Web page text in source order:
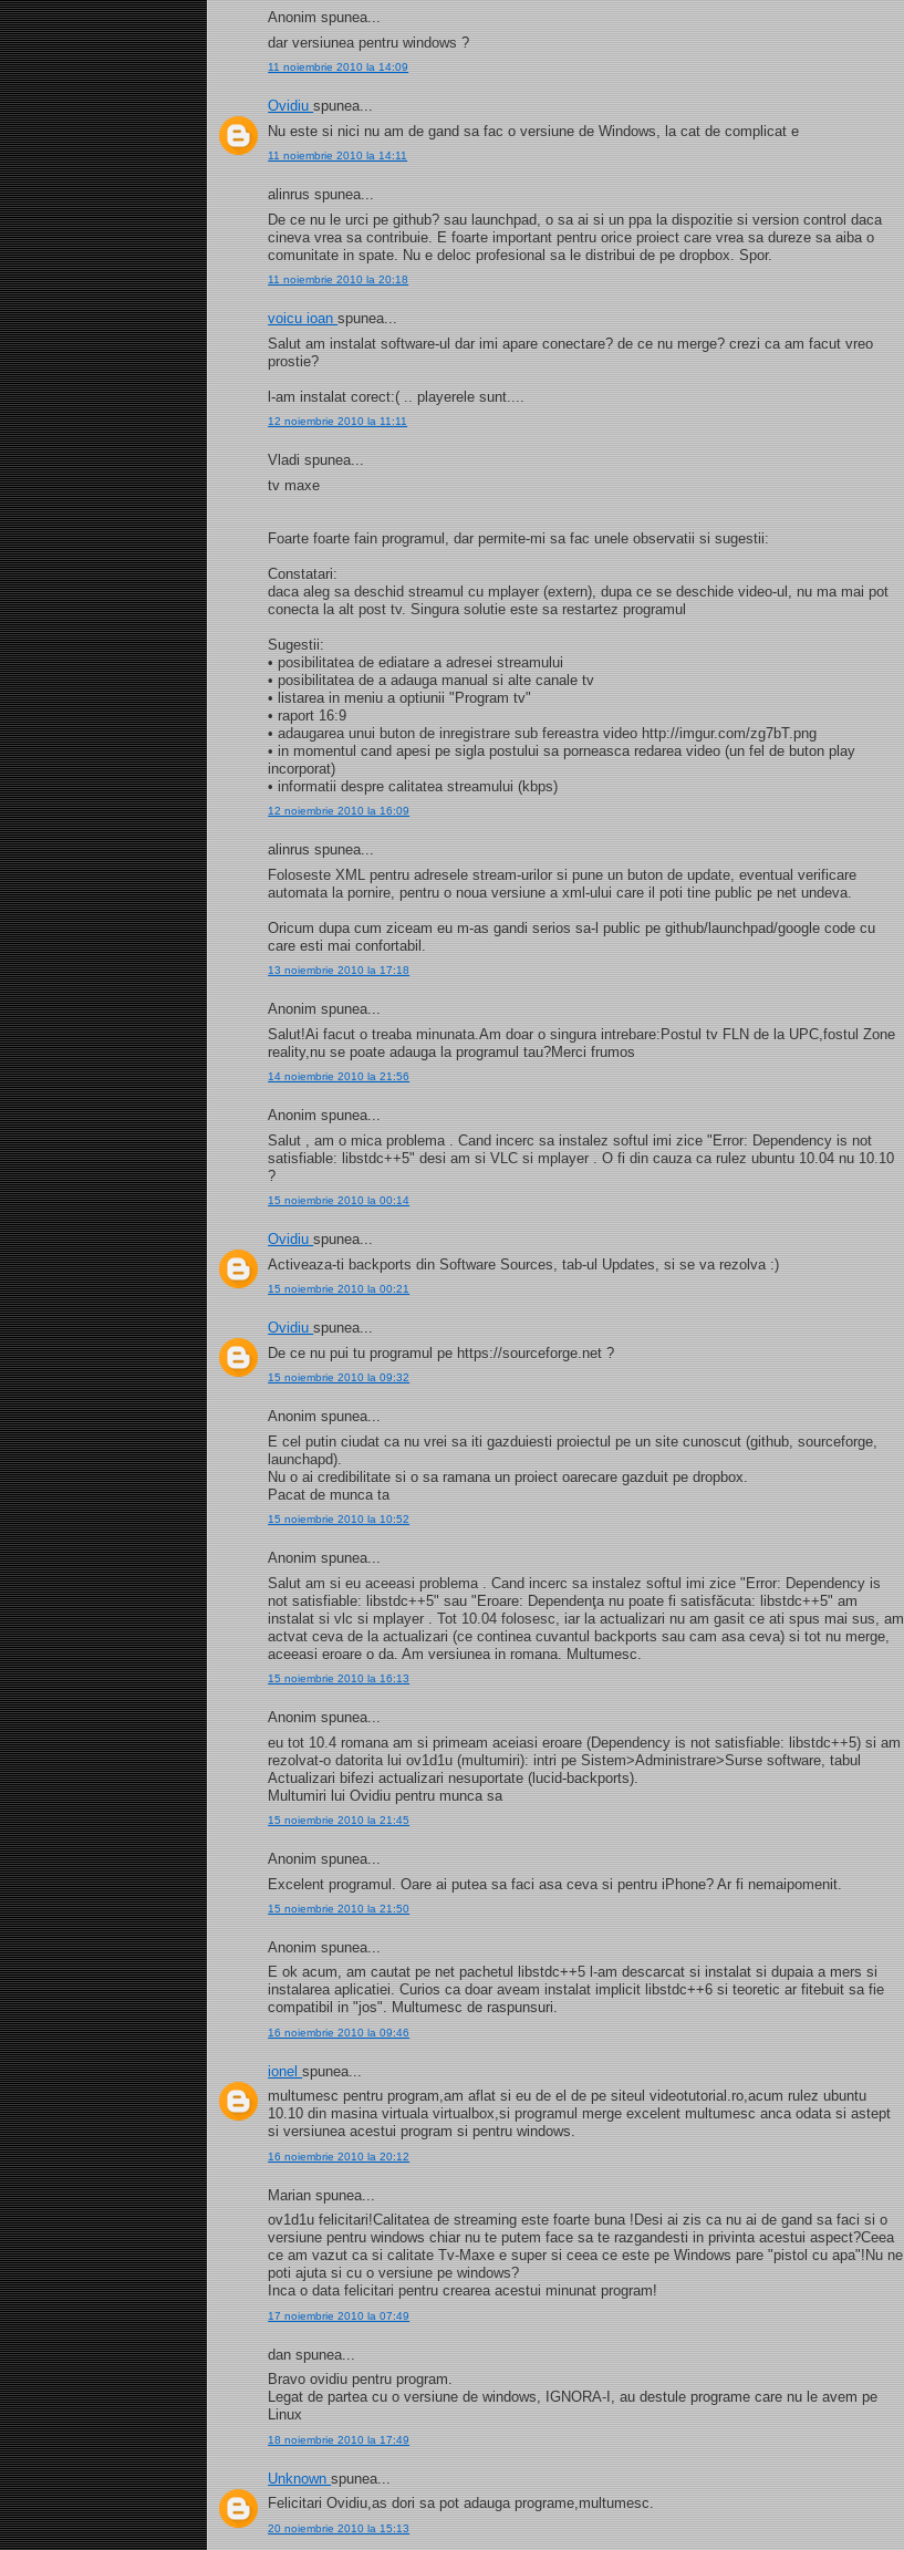
Anonim spunea...
dar versiunea pentru windows ?
11 noiembrie 2010 la 14:09
Ovidiuspunea...
Nu este si nici nu am de gand sa fac o versiune de Windows, la cat de complicat e
11 noiembrie 2010 la 14:11
alinrus spunea...
De ce nu le urci pe github? sau launchpad, o sa ai si un ppa la dispozitie si version control daca
cineva vrea sa contribuie. E foarte important pentru orice proiect care vrea sa dureze sa aiba o
comunitate in spate. Nu e deloc profesional sa le distribui de pe dropbox. Spor.
11 noiembrie 2010 la 20:18
voicu ioanspunea...
Salut am instalat software-ul dar imi apare conectare? de ce nu merge? crezi ca am facut vreo
prostie?
l-am instalat corect:( .. playerele sunt....
12 noiembrie 2010 la 11:11
Vladi spunea...
tv maxe
Foarte foarte fain programul, dar permite-mi sa fac unele observatii si sugestii:
Constatari:
daca aleg sa deschid streamul cu mplayer (extern), dupa ce se deschide video-ul, nu ma mai pot
conecta la alt post tv. Singura solutie este sa restartez programul
Sugestii:
• posibilitatea de ediatare a adresei streamului
• posibilitatea de a adauga manual si alte canale tv
• listarea in meniu a optiunii "Program tv"
• raport 16:9
• adaugarea unui buton de inregistrare sub fereastra video http://imgur.com/zg7bT.png
• in momentul cand apesi pe sigla postului sa porneasca redarea video (un fel de buton play
incorporat)
• informatii despre calitatea streamului (kbps)
12 noiembrie 2010 la 16:09
alinrus spunea...
Foloseste XML pentru adresele stream-urilor si pune un buton de update, eventual verificare
automata la pornire, pentru o noua versiune a xml-ului care il poti tine public pe net undeva.
Oricum dupa cum ziceam eu m-as gandi serios sa-l public pe github/launchpad/google code cu
care esti mai confortabil.
13 noiembrie 2010 la 17:18
Anonim spunea...
Salut!Ai facut o treaba minunata.Am doar o singura intrebare:Postul tv FLN de la UPC,fostul Zone
reality,nu se poate adauga la programul tau?Merci frumos
14 noiembrie 2010 la 21:56
Anonim spunea...
Salut , am o mica problema . Cand incerc sa instalez softul imi zice "Error: Dependency is not
satisfiable: libstdc++5" desi am si VLC si mplayer . O fi din cauza ca rulez ubuntu 10.04 nu 10.10
?
15 noiembrie 2010 la 00:14
Ovidiuspunea...
Activeaza-ti backports din Software Sources, tab-ul Updates, si se va rezolva :)
15 noiembrie 2010 la 00:21
Ovidiuspunea...
De ce nu pui tu programul pe https://sourceforge.net ?
15 noiembrie 2010 la 09:32
Anonim spunea...
E cel putin ciudat ca nu vrei sa iti gazduiesti proiectul pe un site cunoscut (github, sourceforge,
launchapd).
Nu o ai credibilitate si o sa ramana un proiect oarecare gazduit pe dropbox.
Pacat de munca ta
15 noiembrie 2010 la 10:52
Anonim spunea...
Salut am si eu aceeasi problema . Cand incerc sa instalez softul imi zice "Error: Dependency is
not satisfiable: libstdc++5" sau "Eroare: Dependenţa nu poate fi satisfăcuta: libstdc++5" am
instalat si vlc si mplayer . Tot 10.04 folosesc, iar la actualizari nu am gasit ce ati spus mai sus, am
actvat ceva de la actualizari (ce continea cuvantul backports sau cam asa ceva) si tot nu merge,
aceeasi eroare o da. Am versiunea in romana. Multumesc.
15 noiembrie 2010 la 16:13
Anonim spunea...
eu tot 10.4 romana am si primeam aceiasi eroare (Dependency is not satisfiable: libstdc++5) si am
rezolvat-o datorita lui ov1d1u (multumiri): intri pe Sistem>Administrare>Surse software, tabul
Actualizari bifezi actualizari nesuportate (lucid-backports).
Multumiri lui Ovidiu pentru munca sa
15 noiembrie 2010 la 21:45
Anonim spunea...
Excelent programul. Oare ai putea sa faci asa ceva si pentru iPhone? Ar fi nemaipomenit.
15 noiembrie 2010 la 21:50
Anonim spunea...
E ok acum, am cautat pe net pachetul libstdc++5 l-am descarcat si instalat si dupaia a mers si
instalarea aplicatiei. Curios ca doar aveam instalat implicit libstdc++6 si teoretic ar fitebuit sa fie
compatibil in "jos". Multumesc de raspunsuri.
16 noiembrie 2010 la 09:46
ionelspunea...
multumesc pentru program,am aflat si eu de el de pe siteul videotutorial.ro,acum rulez ubuntu
10.10 din masina virtuala virtualbox,si programul merge excelent multumesc anca odata si astept
si versiunea acestui program si pentru windows.
16 noiembrie 2010 la 20:12
Marian spunea...
ov1d1u felicitari!Calitatea de streaming este foarte buna !Desi ai zis ca nu ai de gand sa faci si o
versiune pentru windows chiar nu te putem face sa te razgandesti in privinta acestui aspect?Ceea
ce am vazut ca si calitate Tv-Maxe e super si ceea ce este pe Windows pare "pistol cu apa"!Nu ne
poti ajuta si cu o versiune pe windows?
Inca o data felicitari pentru crearea acestui minunat program!
17 noiembrie 2010 la 07:49
dan spunea...
Bravo ovidiu pentru program.
Legat de partea cu o versiune de windows, IGNORA-I, au destule programe care nu le avem pe
Linux
18 noiembrie 2010 la 17:49
Unknownspunea...
Felicitari Ovidiu,as dori sa pot adauga programe,multumesc.
20 noiembrie 2010 la 15:13